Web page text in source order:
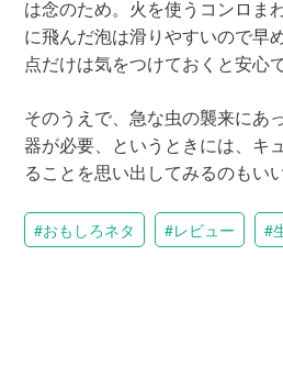
は念のため。火を使うコンロま
に飛んだ泡は滑りやすいので早
点だけは気をつけておくと安心で
そのうえで、急な虫の襲来にあ
器が必要、というときには、キ
ることを思い出してみるのもい
おもしろネタ レビュー